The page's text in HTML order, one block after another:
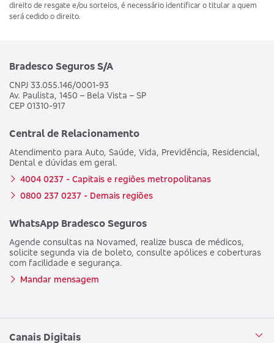
direito de resgate e/ou sorteios, é necessário identificar o titular a quem
será cedido o direito.
Bradesco Seguros S/A
CNPJ 33.055.146/0001-93
Av. Paulista, 1450 – Bela Vista – SP
CEP 01310-917
Central de Relacionamento
Atendimento para Auto, Saúde, Vida, Previdência, Residencial,
Dental e dúvidas em geral.
4004 0237 - Capitais e regiões metropolitanas
0800 237 0237 - Demais regiões
WhatsApp Bradesco Seguros
Agende consultas na Novamed, realize busca de médicos,
solicite segunda via de boleto, consulte apólices e coberturas
com facilidade e segurança.
Mandar mensagem
Canais Digitais